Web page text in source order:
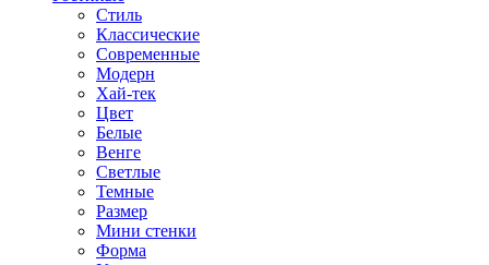
Стиль
Классические
Современные
Модерн
Хай-тек
Цвет
Белые
Венге
Светлые
Темные
Размер
Мини стенки
Форма